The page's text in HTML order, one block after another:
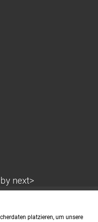
next>
platzieren, um unsere